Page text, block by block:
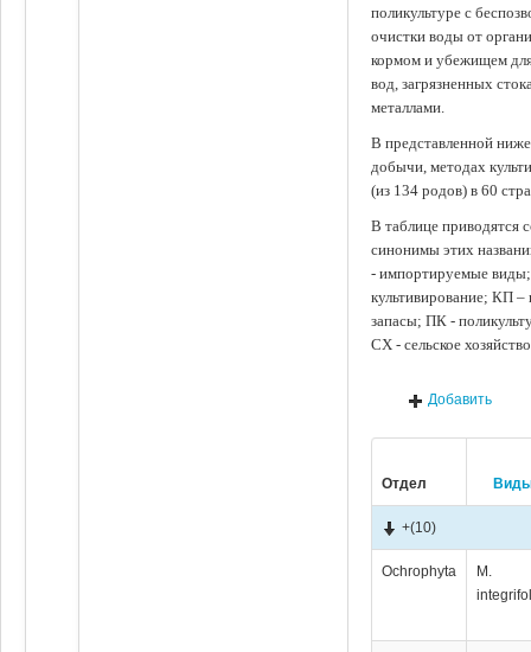
поликультуре с
очистки воды от
кормом и убежищем
вод, загрязненных
металлами.
В представленной
добычи, методах
(из 134 родов) в 60
В таблице приводятся
синонимы этих
- импортируемые
культивирование; КП
запасы; ПК -
СХ - сельское
Добавить
Отдел
+(10)
Ochrophyta
M.